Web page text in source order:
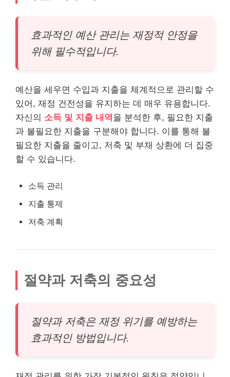
효과적인 예산 관리는 재정적 안정을
위해 필수적입니다.
예산을 세우면 수입과 지출을 체계적으로 관리할 수
있어, 재정 건전성을 유지하는 데 매우 유용합니다.
자신의 소득 및 지출 내역 을 분석한 후, 필요한 지출
과 불필요한 지출을 구분해야 합니다. 이를 통해 불
필요한 지출을 줄이고, 저축 및 부채 상환에 더 집중
할 수 있습니다.
소득 관리
지출 통제
저축 계획
절약과 저축의 중요성
절약과 저축은 재정 위기를 예방하는
효과적인 방법입니다.